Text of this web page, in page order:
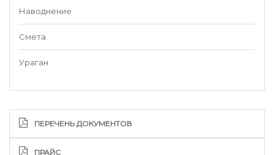
Наводнение
Смета
Ураган
ПЕРЕЧЕНЬ ДОКУМЕНТОВ
ПРАЙС